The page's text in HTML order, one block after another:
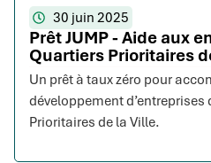
30 juin 2025
Prêt JUMP - Aide aux
Quartiers Prioritaires
Un prêt à taux zéro pour
développement d’entreprises
Prioritaires de la Ville.